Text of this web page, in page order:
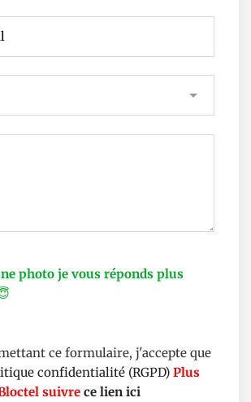
photo je vous réponds plus
ce formulaire, j'accepte que
confidentialité (RGPD) Plus
suivre ce lien ici